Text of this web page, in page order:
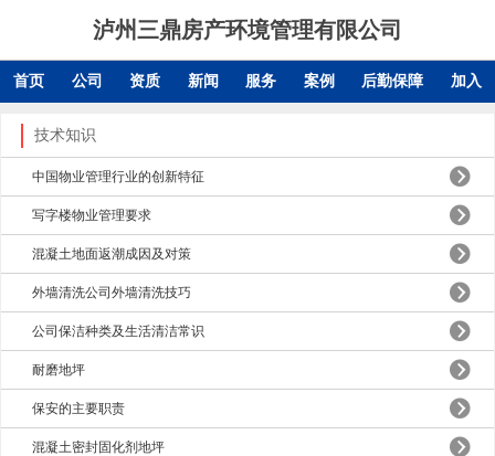
泸州三鼎房产环境管理有限公司
首页 公司 资质 新闻 服务 案例 后勤保障 加入
技术知识
中国物业管理行业的创新特征
写字楼物业管理要求
混凝土地面返潮成因及对策
外墙清洗公司外墙清洗技巧
公司保洁种类及生活清洁常识
耐磨地坪
保安的主要职责
混凝土密封固化剂地坪